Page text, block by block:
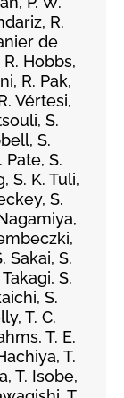
R.
de
Hobbs,
R. Pak,
Vértesi,
S.
S.
Pate, S.
S. K. Tuli,
S.
Sakai, S.
S.
S.
T. C.
T. E.
T.
T. Isobe,